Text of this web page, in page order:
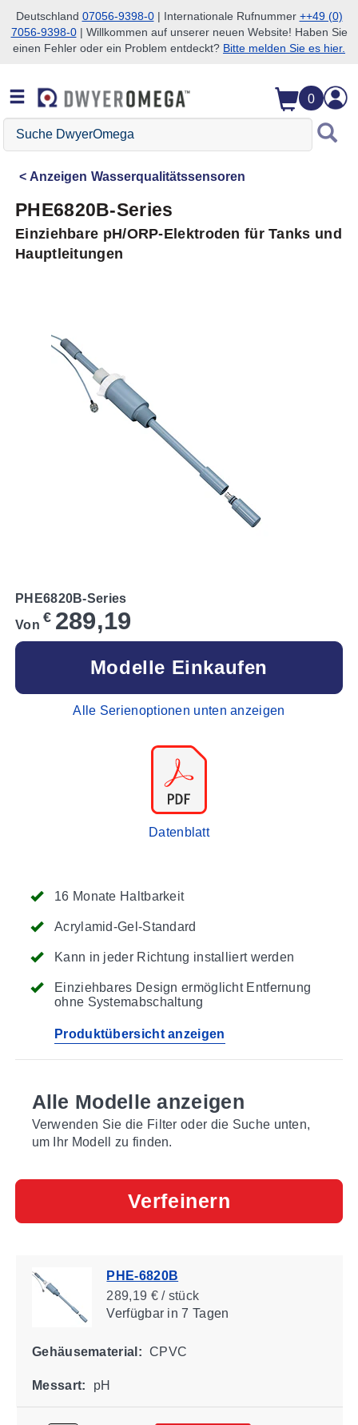
Zum Suchen überspringen
Zum Hauptinhalt überspringen
Zur Navigation überspringen
Deutschland 07056-9398-0| Internationale Rufnummer ++49 (0)
7056-9398-0| Willkommen auf unserer neuen Website! Haben Sie
einen Fehler oder ein Problem entdeckt? Bitte melden Sie es hier.
0
Suche
DwyerOmega
Anzeigen Wasserqualitätssensoren
PHE6820B-Series
Einziehbare pH/ORP-Elektroden für Tanks und
Hauptleitungen
16 Monate Haltbarkeit
Acrylamid-Gel-Standard
Kann in jeder Richtung installiert werden
Einziehbares Design ermöglicht Entfernung
ohne Systemabschaltung
Produktübersicht anzeigen
PHE6820B-Series
Von € 289,19
Modelle Einkaufen
Alle Serienoptionen unten anzeigen
Datenblatt
Alle Modelle anzeigen
Verwenden Sie die Filter oder die Suche unten,
um Ihr Modell zu finden.
Verfeinern
PHE-6820B
289,19 € / stück
Verfügbarin 7 Tagen
Gehäusematerial: CPVC
Messart: pH